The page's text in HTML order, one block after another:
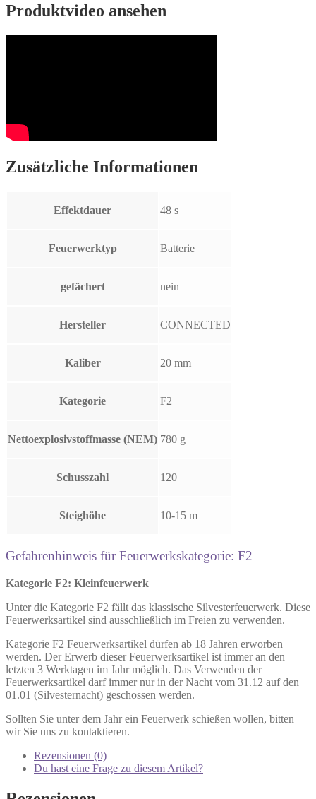
Produktvideo ansehen
Zusätzliche Informationen
Effektdauer 48 s
Feuerwerktyp Batterie
gefächert nein
Hersteller CONNECTED
Kaliber 20 mm
Kategorie F2
Nettoexplosivstoffmasse (NEM) 780 g
Schusszahl 120
Steighöhe 10-15 m
Gefahrenhinweis für Feuerwerkskategorie: F2
Kategorie F2: Kleinfeuerwerk
Unter die Kategorie F2 fällt das klassische Silvesterfeuerwerk. Diese
Feuerwerksartikel sind ausschließlich im Freien zu verwenden.
Kategorie F2 Feuerwerksartikel dürfen ab 18 Jahren erworben
werden. Der Erwerb dieser Feuerwerksartikel ist immer an den
letzten 3 Werktagen im Jahr möglich. Das Verwenden der
Feuerwerksartikel darf immer nur in der Nacht vom 31.12 auf den
01.01 (Silvesternacht) geschossen werden.
Sollten Sie unter dem Jahr ein Feuerwerk schießen wollen, bitten
wir Sie uns zu kontaktieren.
Rezensionen (0)
Du hast eine Frage zu diesem Artikel?